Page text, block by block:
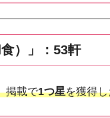
）」：53軒
掲載で1つ星を獲得